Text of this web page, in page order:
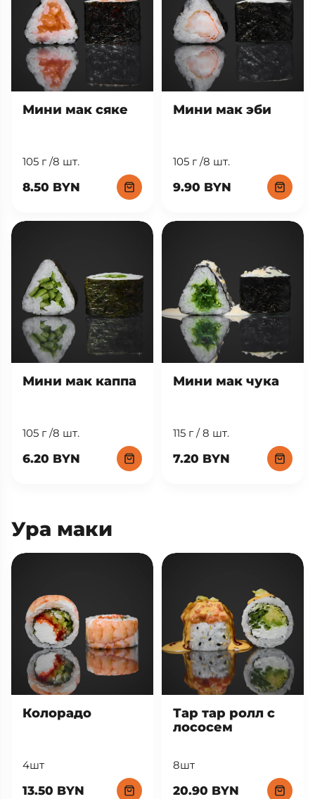
Мини мак сяке
105 г /8 шт.
8.50 BYN
Мини мак эби
105 г /8 шт.
9.90 BYN
Мини мак каппа
105 г /8 шт.
6.20 BYN
Мини мак чука
115 г / 8 шт.
7.20 BYN
Ура маки
Колорадо
4шт
13.50 BYN
Тар тар ролл с
лососем
8шт
20.90 BYN